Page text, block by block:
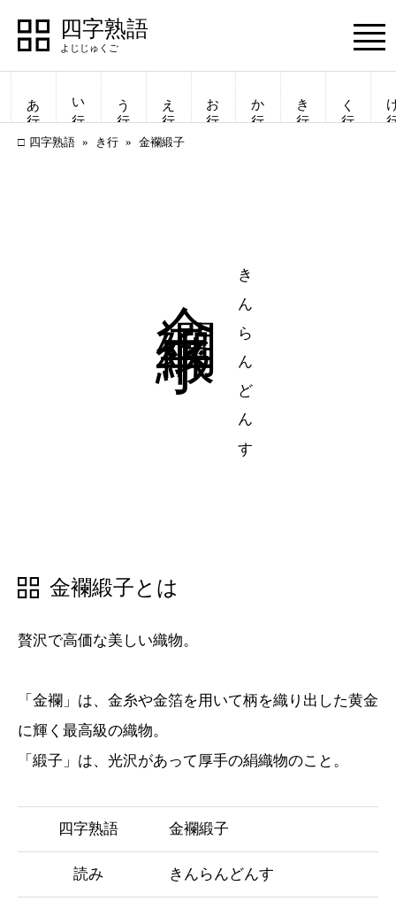
四字熟語
四字熟語
一覧表示
Menu
あ行 い行 う行 え行 お行 か行 き行 く行
四字熟語 き行 金襴緞子
きんらんどんす
金襴緞子とは
贅沢で高価な美しい織物。
「金襴」は、金糸や金箔を用いて柄を織り出した黄金
に輝く最高級の織物。
「緞子」は、光沢があって厚手の絹織物のこと。
四字熟語 金襴緞子
読み きんらんどんす
四字熟語
一覧表示